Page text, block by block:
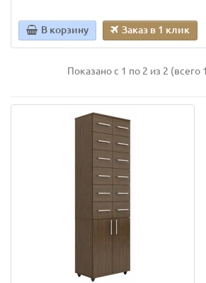
В корзину Заказ в 1 клик
Показано с 1 по 2 из 2 (всего